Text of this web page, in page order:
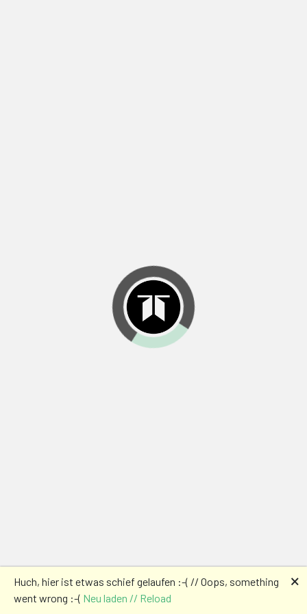
Huch, hier ist etwas schief gelaufen :-( // Oops, something
went wrong :-( Neu laden // Reload
🗙